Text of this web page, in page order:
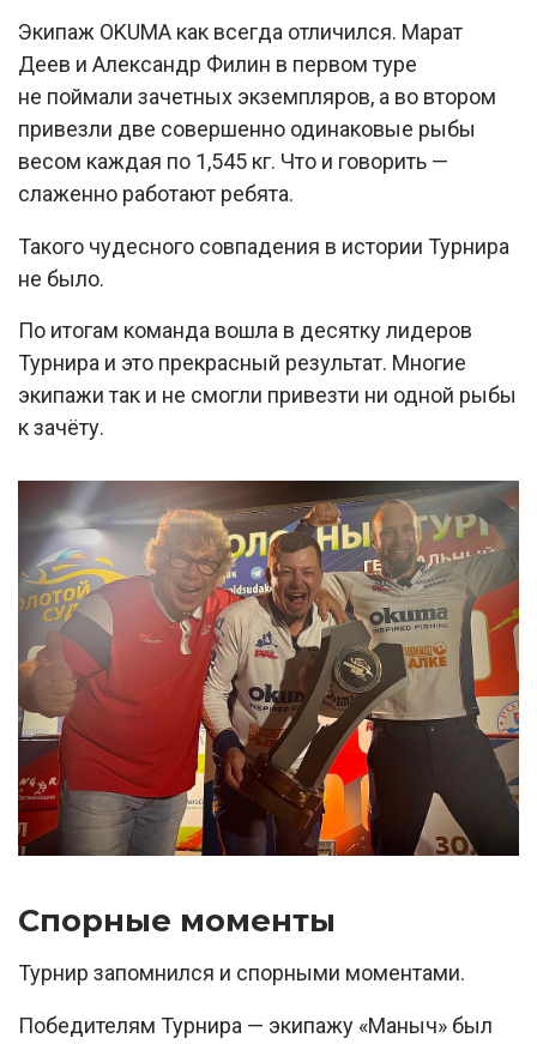
Экипаж OKUMA как всегда отличился. Марат
Деев и Александр Филин в первом туре
не поймали зачетных экземпляров, а во втором
привезли две совершенно одинаковые рыбы
весом каждая по 1,545 кг. Что и говорить —
слаженно работают ребята.
Такого чудесного совпадения в истории Турнира
не было.
По итогам команда вошла в десятку лидеров
Турнира и это прекрасный результат. Многие
экипажи так и не смогли привезти ни одной рыбы
к зачёту.
Спорные моменты
Турнир запомнился и спорными моментами.
Победителям Турнира — экипажу «Маныч» был